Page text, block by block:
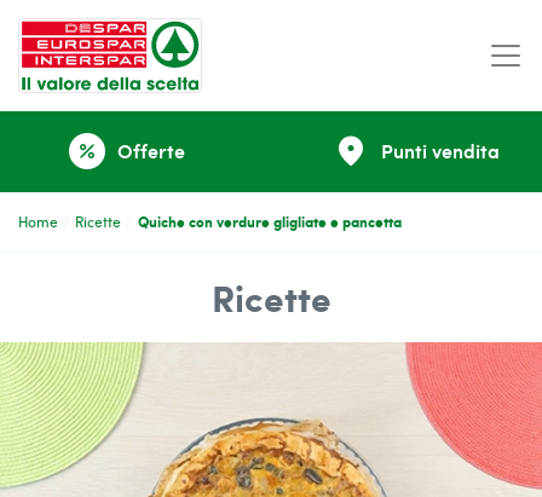
percent Offerte place Punti vendita
Home Ricette Quiche con verdure gligliate e pancetta
Ricette